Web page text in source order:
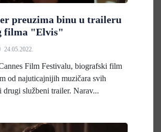
preuzima binu u traileru
filma "Elvis"
24.05.2022.
Film Festivalu, biografski film
od najuticajnijih muzičara svih
drugi službeni trailer. Narav...